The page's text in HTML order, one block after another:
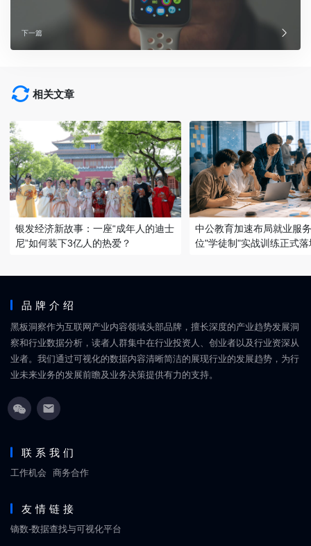
下一篇
相关文章
银发经济新故事：一座“成年人的迪士
尼”如何装下3亿人的热爱？
中公教育加速布局就业服
位"学徒制"实战训练正式落
品牌介绍
黑板洞察作为互联网产业内容领域头部品牌，擅长深度的产业趋势发展洞
察和行业数据分析，读者人群集中在行业投资人、创业者以及行业资深从
业者。我们通过可视化的数据内容清晰简洁的展现行业的发展趋势，为行
业未来业务的发展前瞻及业务决策提供有力的支持。
联系我们
工作机会 商务合作
友情链接
镝数-数据查找与可视化平台